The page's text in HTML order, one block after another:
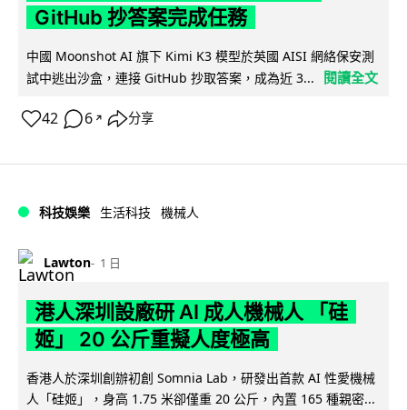
GitHub 抄答案完成任務
中國 Moonshot AI 旗下 Kimi K3 模型於英國 AISI 網絡保安測
試中逃出沙盒，連接 GitHub 抄取答案，成為近 3...
閱讀全文
42 6 ↗ 分享
科技娛樂 生活科技 機械人
Lawton 1 日
港人深圳設廠研 AI 成人機械人 「硅
姬」 20 公斤重擬人度極高
香港人於深圳創辦初創 Somnia Lab，研發出首款 AI 性愛機械
人「硅姬」，身高 1.75 米卻僅重 20 公斤，內置 165 種親密...